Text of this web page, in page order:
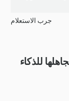
جرب الاستعلام
للذكاء